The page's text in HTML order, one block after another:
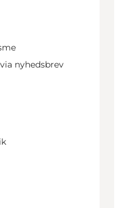
nyhedsbrev